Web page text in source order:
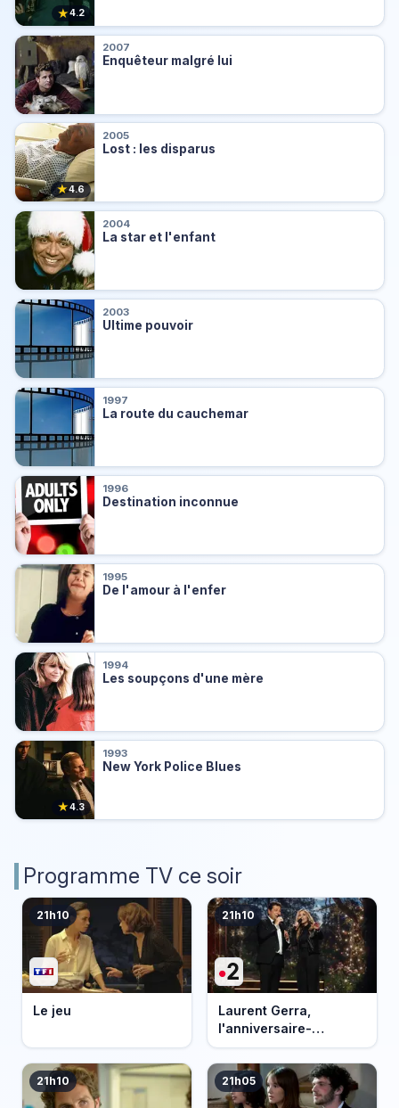
★4.2
2007
Enquêteur malgré lui
★4.6
2005
Lost : les disparus
2004
La star et l'enfant
2003
Ultime pouvoir
1997
La route du cauchemar
1996
Destination inconnue
1995
De l'amour à l'enfer
1994
Les soupçons d'une mère
★4.3
1993
New York Police Blues
Programme TV ce soir
21h10
Le jeu
21h10
Laurent Gerra,
l'anniversaire-
événement
21h10 21h05